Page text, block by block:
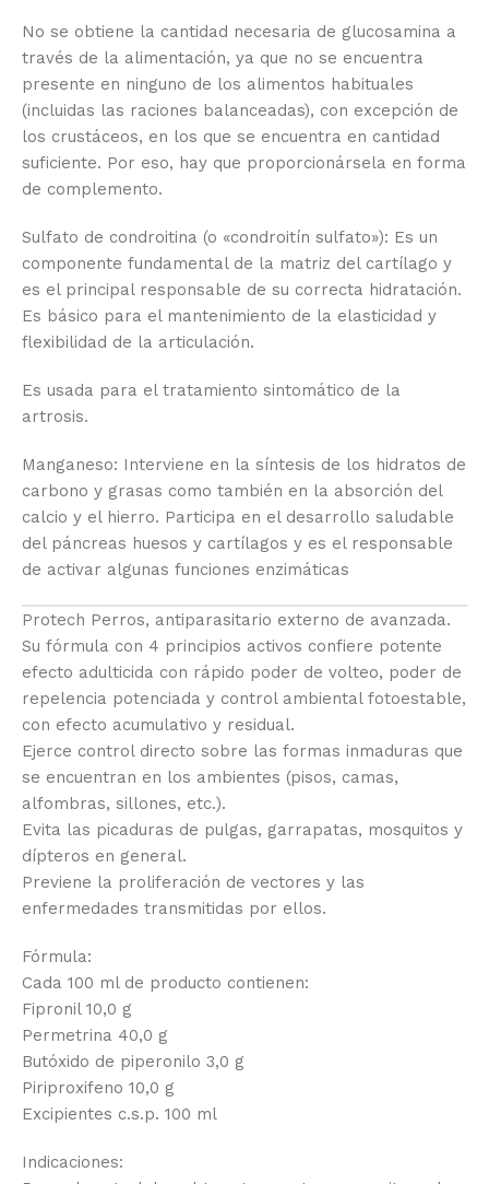
No se obtiene la cantidad necesaria de glucosamina a
través de la alimentación, ya que no se encuentra
presente en ninguno de los alimentos habituales
(incluidas las raciones balanceadas), con excepción de
los crustáceos, en los que se encuentra en cantidad
suficiente. Por eso, hay que proporcionársela en forma
de complemento.
Sulfato de condroitina (o «condroitín sulfato»): Es un
componente fundamental de la matriz del cartílago y
es el principal responsable de su correcta hidratación.
Es básico para el mantenimiento de la elasticidad y
flexibilidad de la articulación.
Es usada para el tratamiento sintomático de la
artrosis.
Manganeso: Interviene en la síntesis de los hidratos de
carbono y grasas como también en la absorción del
calcio y el hierro. Participa en el desarrollo saludable
del páncreas huesos y cartílagos y es el responsable
de activar algunas funciones enzimáticas
Protech Perros, antiparasitario externo de avanzada.
Su fórmula con 4 principios activos confiere potente
efecto adulticida con rápido poder de volteo, poder de
repelencia potenciada y control ambiental fotoestable,
con efecto acumulativo y residual.
Ejerce control directo sobre las formas inmaduras que
se encuentran en los ambientes (pisos, camas,
alfombras, sillones, etc.).
Evita las picaduras de pulgas, garrapatas, mosquitos y
dípteros en general.
Previene la proliferación de vectores y las
enfermedades transmitidas por ellos.
Fórmula:
Cada 100 ml de producto contienen:
Fipronil 10,0 g
Permetrina 40,0 g
Butóxido de piperonilo 3,0 g
Piriproxifeno 10,0 g
Excipientes c.s.p. 100 ml
Indicaciones: